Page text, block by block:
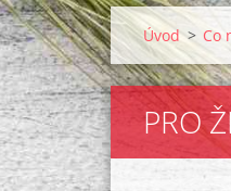
Úvod > Co
PRO